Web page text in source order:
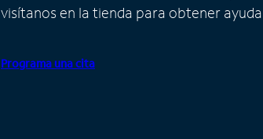
visítanos en la tienda para obtener
Programa una cita